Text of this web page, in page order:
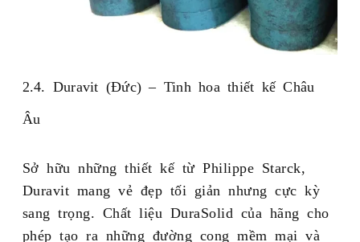
2.4. Duravit (Đức) – Tinh hoa thiết kế Châu
Âu
Sở hữu những thiết kế từ Philippe Starck,
Duravit mang vẻ đẹp tối giản nhưng cực kỳ
sang trọng. Chất liệu DuraSolid của hãng cho
phép tạo ra những đường cong mềm mại và